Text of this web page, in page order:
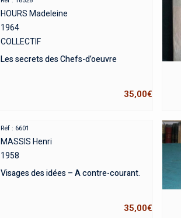
HOURS Madeleine
1964
COLLECTIF
Les secrets des Chefs-d’oeuvre
35,00€
Réf : 6601
MASSIS Henri
1958
Visages des idées – A contre-courant.
35,00€